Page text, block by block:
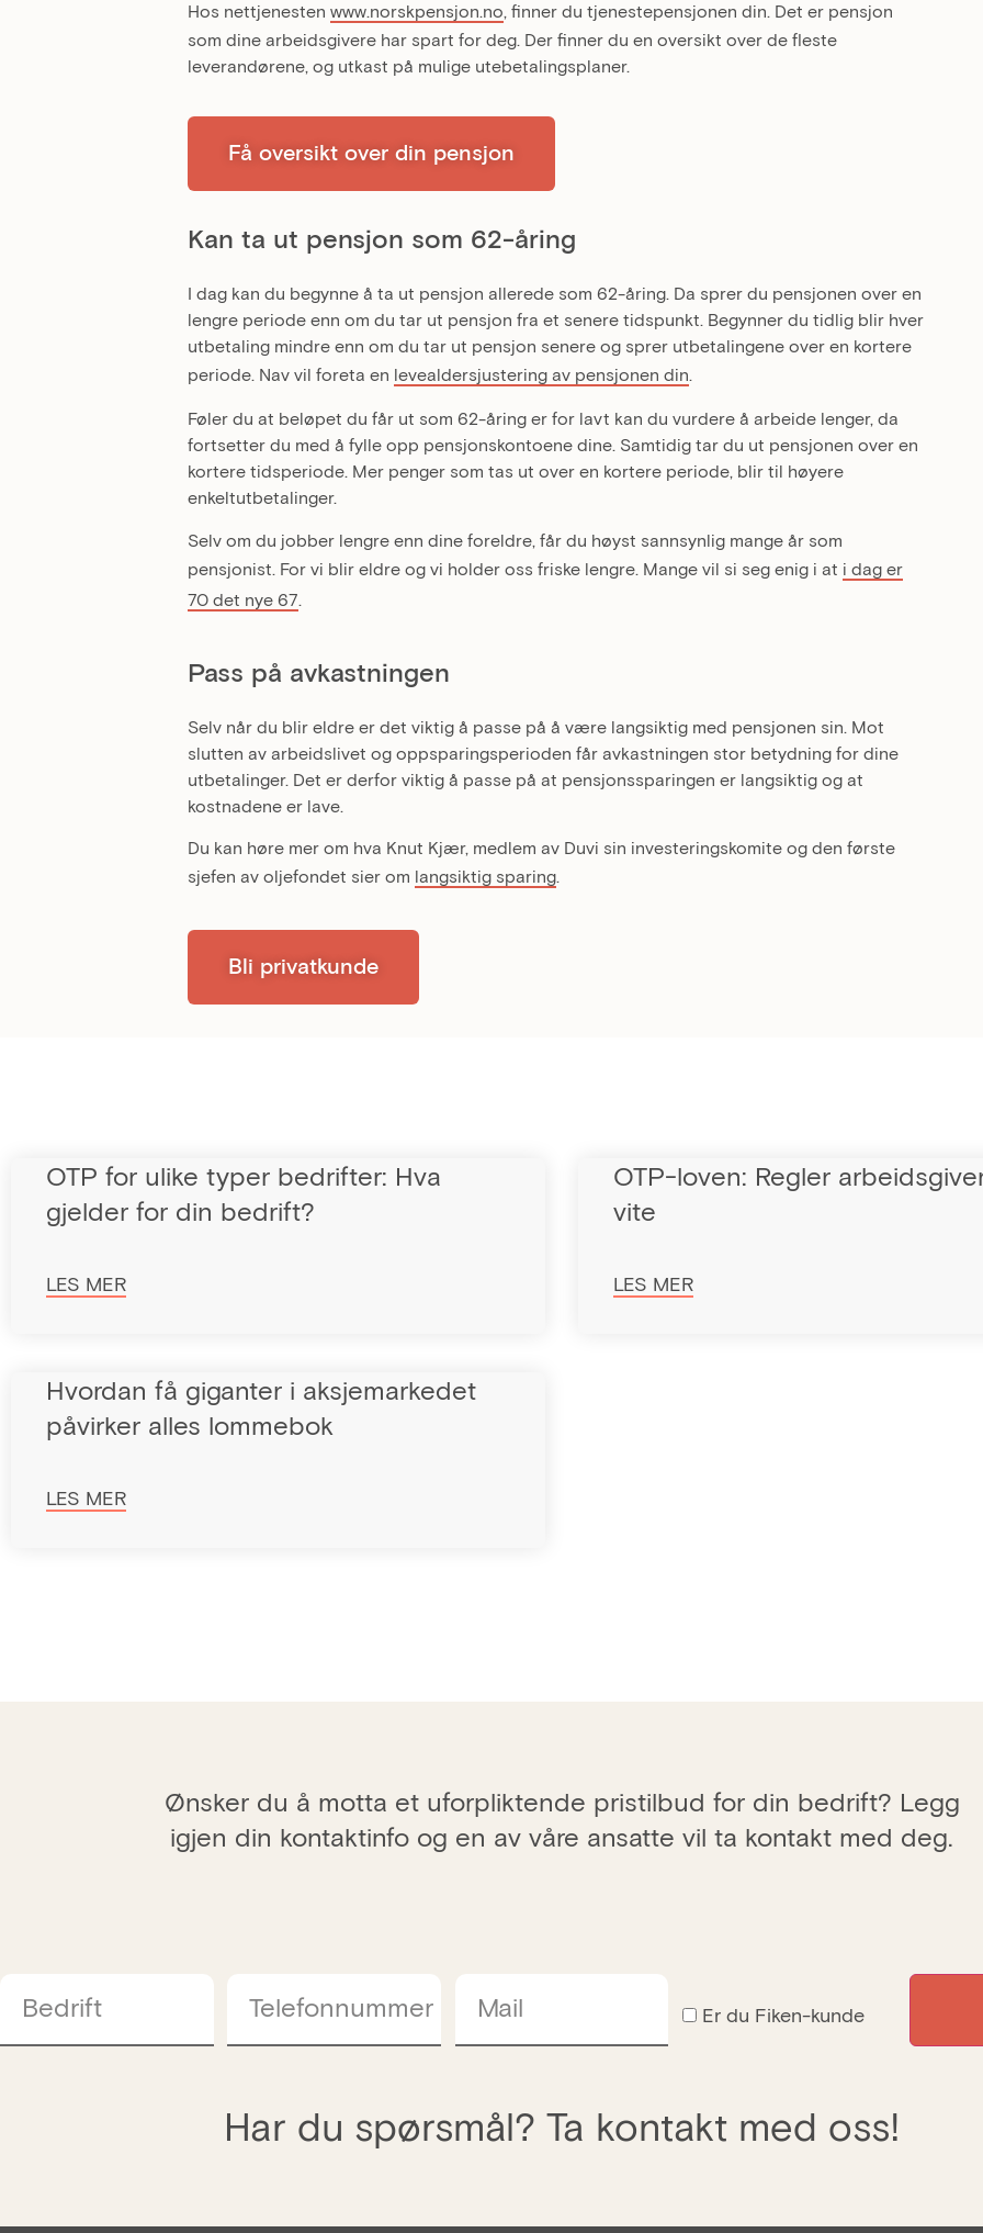
Hos nettjenesten www.norskpensjon.no , finner du tjenestepensjonen din. Det er pensjon
som dine arbeidsgivere har spart for deg. Der finner du en oversikt over de fleste
leverandørene, og utkast på mulige utebetalingsplaner.
Få oversikt over din pensjon
Kan ta ut pensjon som 62-åring
I dag kan du begynne å ta ut pensjon allerede som 62-åring. Da sprer du pensjonen over en
lengre periode enn om du tar ut pensjon fra et senere tidspunkt. Begynner du tidlig blir hver
utbetaling mindre enn om du tar ut pensjon senere og sprer utbetalingene over en kortere
periode. Nav vil foreta en levealdersjustering av pensjonen din.
Føler du at beløpet du får ut som 62-åring er for lavt kan du vurdere å arbeide lenger, da
fortsetter du med å fylle opp pensjonskontoene dine. Samtidig tar du ut pensjonen over en
kortere tidsperiode. Mer penger som tas ut over en kortere periode, blir til høyere
enkeltutbetalinger.
Selv om du jobber lengre enn dine foreldre, får du høyst sannsynlig mange år som
pensjonist. For vi blir eldre og vi holder oss friske lengre. Mange vil si seg enig i at i dag er
70 det nye 67
Pass på avkastningen
Selv når du blir eldre er det viktig å passe på å være langsiktig med pensjonen sin. Mot
slutten av arbeidslivet og oppsparingsperioden får avkastningen stor betydning for dine
utbetalinger. Det er derfor viktig å passe på at pensjonssparingen er langsiktig og at
kostnadene er lave.
Du kan høre mer om hva Knut Kjær, medlem av Duvi sin investeringskomite og den første
sjefen av oljefondet sier om langsiktig sparing.
Bli privatkunde
OTP for ulike typer bedrifter: Hva
gjelder for din bedrift?
LES MER
OTP-loven: Regler
vite
LES MER
Hvordan få giganter i aksjemarkedet
påvirker alles lommebok
LES MER
Ønsker du å motta et uforpliktende pristilbud for din bedrift? Legg
igjen din kontaktinfo og en av våre ansatte vil ta kontakt med deg.
Bedrift Telefonnummer Mail Er du Fiken-kunde
Har du spørsmål? Ta kontakt med oss!